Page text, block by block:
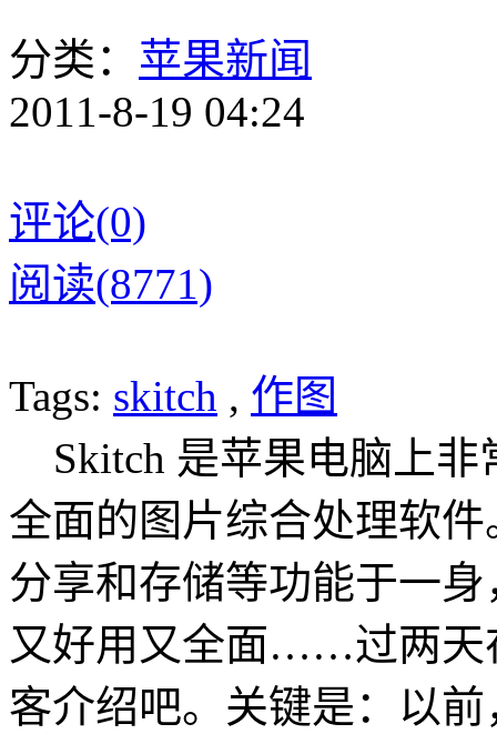
分类： 苹果新闻
2011-8-19 04:24
评论(0)
阅读(8771)
Tags: skitch , 作图
Skitch 是苹果电脑上非
全面的图片综合处理软
分享和存储等功能于一
又好用又全面……过两天
客介绍吧。关键是：以